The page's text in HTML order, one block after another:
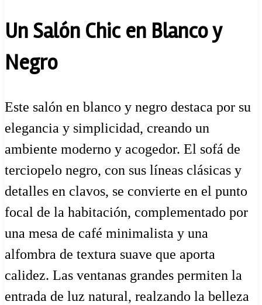
Un Salón Chic en Blanco y
Negro
Este salón en blanco y negro destaca por su
elegancia y simplicidad, creando un
ambiente moderno y acogedor. El sofá de
terciopelo negro, con sus líneas clásicas y
detalles en clavos, se convierte en el punto
focal de la habitación, complementado por
una mesa de café minimalista y una
alfombra de textura suave que aporta
calidez. Las ventanas grandes permiten la
entrada de luz natural, realzando la belleza